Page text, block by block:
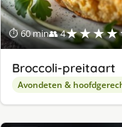
⏱ 60 min👥 4
Broccoli-preitaart
Avondeten &